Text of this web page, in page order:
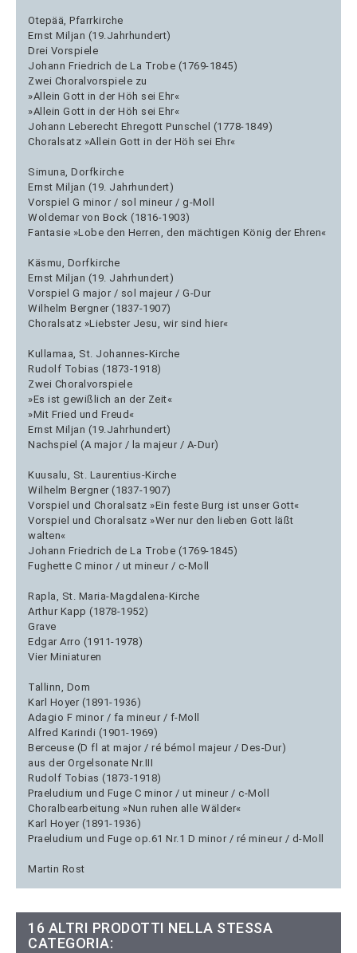
Otepää, Pfarrkirche
Ernst Miljan (19.Jahrhundert)
Drei Vorspiele
Johann Friedrich de La Trobe (1769-1845)
Zwei Choralvorspiele zu
»Allein Gott in der Höh sei Ehr«
»Allein Gott in der Höh sei Ehr«
Johann Leberecht Ehregott Punschel (1778-1849)
Choralsatz »Allein Gott in der Höh sei Ehr«
Simuna, Dorfkirche
Ernst Miljan (19. Jahrhundert)
Vorspiel G minor / sol mineur / g-Moll
Woldemar von Bock (1816-1903)
Fantasie »Lobe den Herren, den mächtigen König der Ehren«
Käsmu, Dorfkirche
Ernst Miljan (19. Jahrhundert)
Vorspiel G major / sol majeur / G-Dur
Wilhelm Bergner (1837-1907)
Choralsatz »Liebster Jesu, wir sind hier«
Kullamaa, St. Johannes-Kirche
Rudolf Tobias (1873-1918)
Zwei Choralvorspiele
»Es ist gewißlich an der Zeit«
»Mit Fried und Freud«
Ernst Miljan (19.Jahrhundert)
Nachspiel (A major / la majeur / A-Dur)
Kuusalu, St. Laurentius-Kirche
Wilhelm Bergner (1837-1907)
Vorspiel und Choralsatz »Ein feste Burg ist unser Gott«
Vorspiel und Choralsatz »Wer nur den lieben Gott läßt
walten«
Johann Friedrich de La Trobe (1769-1845)
Fughette C minor / ut mineur / c-Moll
Rapla, St. Maria-Magdalena-Kirche
Arthur Kapp (1878-1952)
Grave
Edgar Arro (1911-1978)
Vier Miniaturen
Tallinn, Dom
Karl Hoyer (1891-1936)
Adagio F minor / fa mineur / f-Moll
Alfred Karindi (1901-1969)
Berceuse (D fl at major / ré bémol majeur / Des-Dur)
aus der Orgelsonate Nr.III
Rudolf Tobias (1873-1918)
Praeludium und Fuge C minor / ut mineur / c-Moll
Choralbearbeitung »Nun ruhen alle Wälder«
Karl Hoyer (1891-1936)
Praeludium und Fuge op.61 Nr.1 D minor / ré mineur / d-Moll
Martin Rost
16 ALTRI PRODOTTI NELLA STESSA
CATEGORIA: